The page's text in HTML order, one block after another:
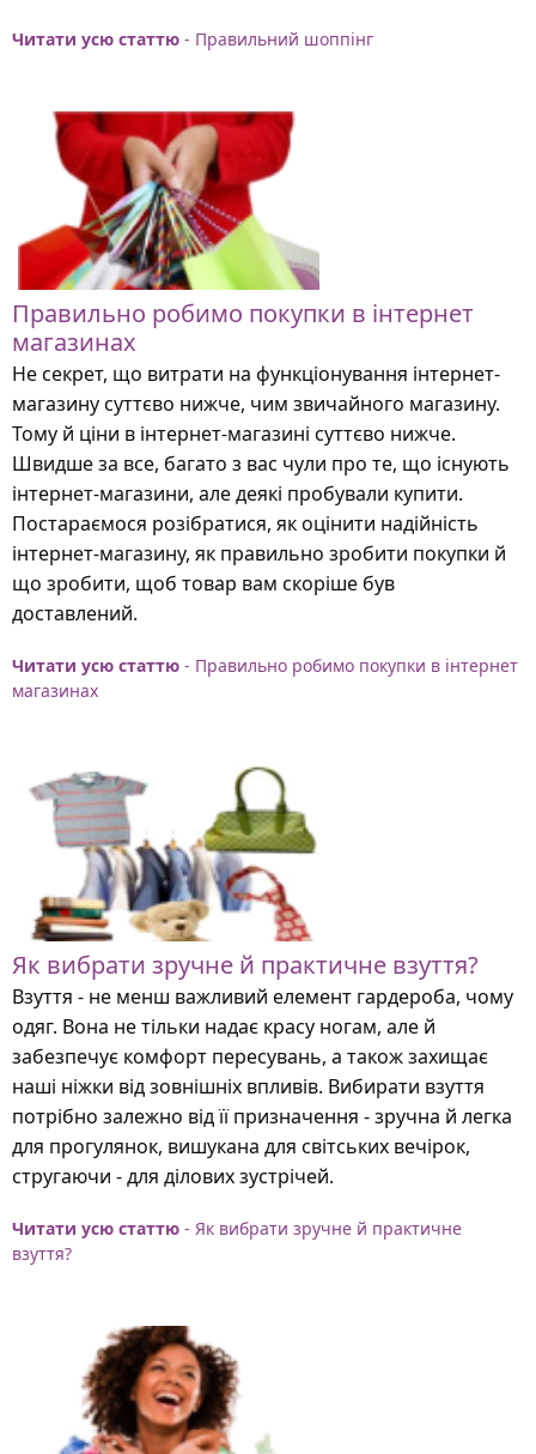
Читати усю статтю - Правильний шоппінг
Правильно робимо покупки в інтернет
магазинах
Не секрет, що витрати на функціонування інтернет-
магазину суттєво нижче, чим звичайного магазину.
Тому й ціни в інтернет-магазині суттєво нижче.
Швидше за все, багато з вас чули про те, що існують
інтернет-магазини, але деякі пробували купити.
Постараємося розібратися, як оцінити надійність
інтернет-магазину, як правильно зробити покупки й
що зробити, щоб товар вам скоріше був
доставлений.
Читати усю статтю - Правильно робимо покупки в інтернет
магазинах
Як вибрати зручне й практичне взуття?
Взуття - не менш важливий елемент гардероба, чому
одяг. Вона не тільки надає красу ногам, але й
забезпечує комфорт пересувань, а також захищає
наші ніжки від зовнішніх впливів. Вибирати взуття
потрібно залежно від її призначення - зручна й легка
для прогулянок, вишукана для світських вечірок,
стругаючи - для ділових зустрічей.
Читати усю статтю - Як вибрати зручне й практичне
взуття?